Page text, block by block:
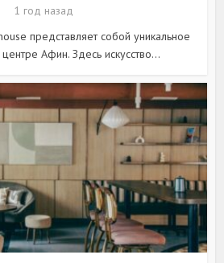
1 год назад
представляет собой уникальное
Афин. Здесь искусство...